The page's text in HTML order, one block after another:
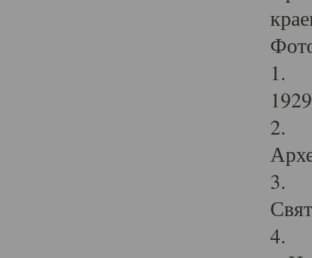
1.
2.
3.
4.